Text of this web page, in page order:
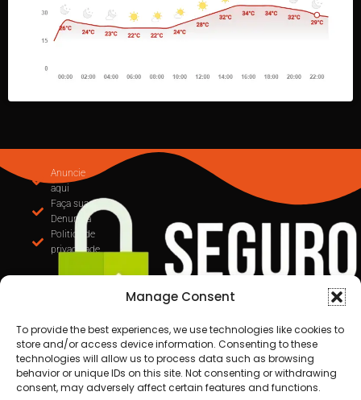
Manage Consent
To provide the best experiences, we use technologies like cookies to
store and/or access device information. Consenting to these
technologies will allow us to process data such as browsing
behavior or unique IDs on this site. Not consenting or withdrawing
consent, may adversely affect certain features and functions.
Anuncie
aqui
Faça sua
Denuncia
Politica de
privacidade